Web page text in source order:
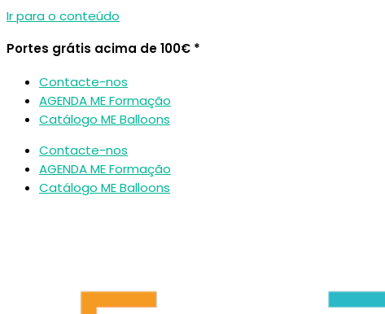
Ir para o conteúdo
Portes grátis acima de 100€ *
Contacte-nos
AGENDA ME Formação
Catálogo ME Balloons
Contacte-nos
AGENDA ME Formação
Catálogo ME Balloons